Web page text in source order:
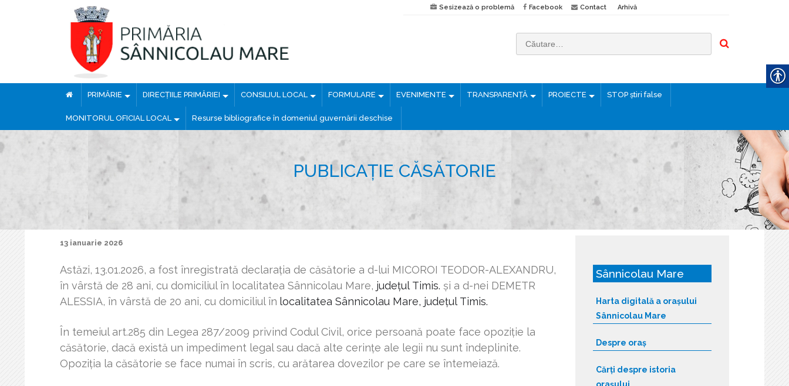
Sesizează o problemă Facebook Contact Arhivă
t
ă
PRIMĂRIE DIRECȚIILE PRIMĂRIEI CONSILIUL LOCAL FORMULARE EVENIMENTE TRANSPARENȚĂ PROIECTE STOP știri false
MONITORUL OFICIAL LOCAL Resurse bibliografice în domeniul guvernării deschise
PUBLICAȚIE CĂSĂTORIE
13 ianuarie 2026
Astăzi, 13.01.2026, a fost înregistrată declaraţia de căsătorie a d-lui MICOROI TEODOR-ALEXANDRU,
în vârstă de 28 ani, cu domiciliul în localitatea Sânnicolau Mare, județul Timis. şi a d-nei DEMETR
ALESSIA, în vârstă de 20 ani, cu domiciliul în localitatea Sânnicolau Mare, județul Timis.
În temeiul art.285 din Legea 287/2009 privind Codul Civil, orice persoană poate face opoziţie la
căsătorie, dacă există un impediment legal sau dacă alte cerinţe ale legii nu sunt îndeplinite.
Opoziţia la căsătorie se face numai în scris, cu arătarea dovezilor pe care se întemeiază.
Sânnicolau Mare
Harta digitală a orașului
Sânnicolau Mare
Despre oraș
Cărți despre istoria
orașului